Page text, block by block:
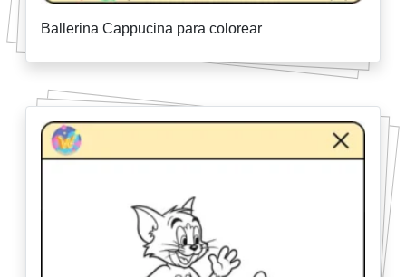
Ballerina Cappucina para colorear